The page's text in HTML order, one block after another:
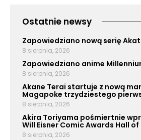
Ostatnie newsy
Zapowiedziano nową serię
8 sierpnia, 2026
Zapowiedziano anime
8 sierpnia, 2026
Akane Terai startuje z nową
Magapoke trzydziestego
8 sierpnia, 2026
Akira Toriyama pośmiertnie
Will Eisner Comic Awards Hall of
8 sierpnia, 2026